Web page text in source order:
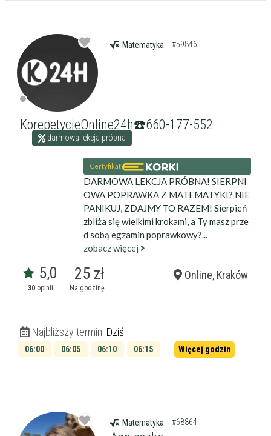
Matematyka #59846
KorepetycjeOnline24h☎️660-177-552
darmowa lekcja próbna
Certyfikat
DARMOWA LEKCJA PRÓBNA! SIERPNI
OWA POPRAWKA Z MATEMATYKI? NIE
PANIKUJ, ZDAJMY TO RAZEM! Sierpień
zbliża się wielkimi krokami, a Ty masz prze
d sobą egzamin poprawkowy?...
zobacz więcej
5,0
30opinii
25 zł
Na godzinę
Online, Kraków
Najbliższy termin: Dziś
06:00 06:05 06:10
06:15
Więcej godzin
Matematyka #68864